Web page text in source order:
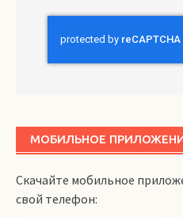
МОБИЛЬНОЕ
Скачайте мобильное
свой телефон: